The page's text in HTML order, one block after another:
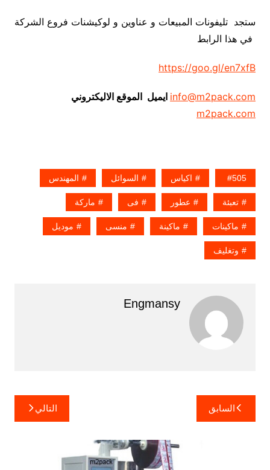
ستجد تليفونات المبيعات و عناوين و لوكيشنات فروع الشركة
في هذا الرابط
https://goo.gl/en7xfB
info@m2pack.com ايميل الموقع الاليكتروني
m2pack.com
505 اكياس السوائل المهندس
تعبئة عطور فى ماركة
ماكينات ماكينة منسى موديل
وتغليف
Engmansy
تصفّح
المقالات
السابق التالي